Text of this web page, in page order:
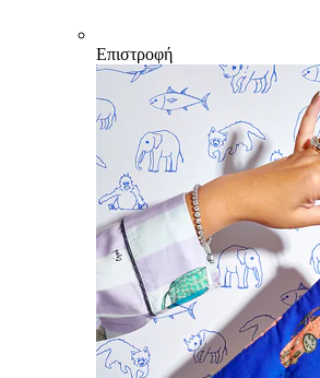
Επιστροφή